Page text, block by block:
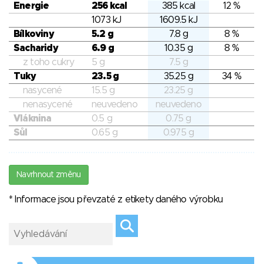
Energie 256 kcal 385 kcal
12 %
1073 kJ
1609.5 kJ
Bílkoviny
5.2 g 7.8 g
8 %
Sacharidy
6.9 g 10.35 g
8 %
z toho cukry
5 g
7.5 g
Tuky
23.5 g 35.25 g
34 %
nasycené
15.5 g
23.25 g
nenasycené
neuvedeno
neuvedeno
Vláknina
0.5 g
0.75 g
Sůl
0.65 g 0.975 g
Navrhnout změnu
* Informace jsou převzaté z etikety daného výrobku